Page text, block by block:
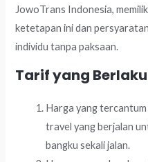
JowoTrans Indonesia,
ketetapan ini dan
individu tanpa paksaan.
Tarif yang Berlaku
Harga yang tercantum
travel yang berjalan
bangku sekali jalan.